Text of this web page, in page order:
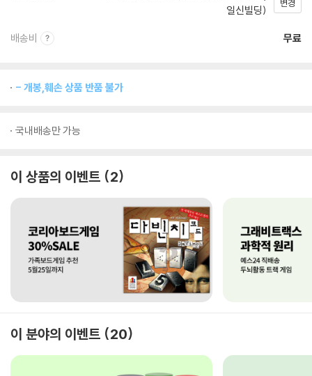
일신빌딩)
변경
배송비 무료
- 개봉,훼손 상품 반품 불가
국내배송만 가능
이 상품의 이벤트 2
이 분야의 이벤트 20